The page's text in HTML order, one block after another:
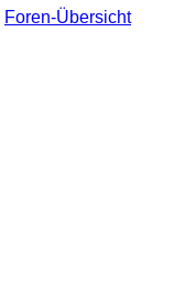
Foren-Übersicht